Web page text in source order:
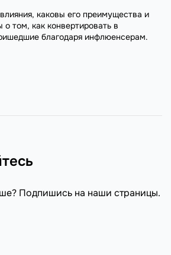
каковы его преимущества и
том, как конвертировать в
благодаря инфлюенсерам.
Подпишись на наши страницы.